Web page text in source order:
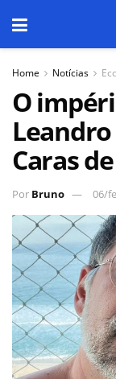
Home Notícias
O
Leandro
Caras
Por Bruno 06/